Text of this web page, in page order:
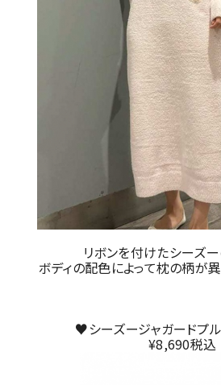
リボンを付けたシーズー
ボディの配色によって枕の柄が
♥シーズージャガードプ
¥8,690税込